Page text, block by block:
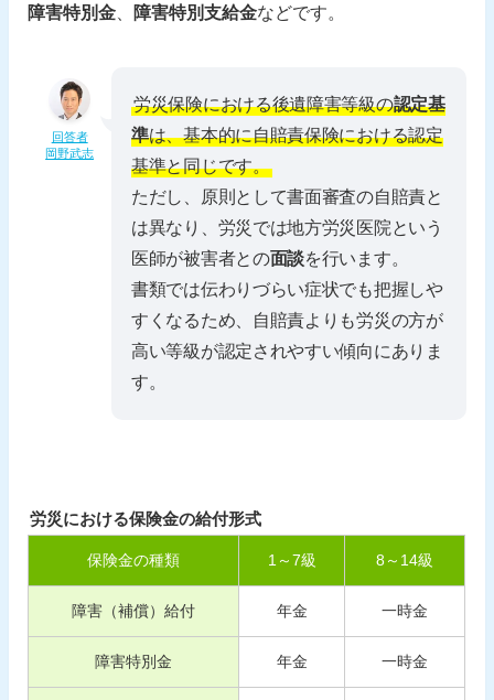
障害特別金
障害特別支給金などです。
回答者
岡野武志
労災保険における後遺障害等級の認定基
準は、基本的に自賠責保険における認定
基準と同じです。
ただし、原則として書面審査の自賠責と
は異なり、労災では地方労災医院という
医師が被害者との面談を行います。
書類では伝わりづらい症状でも把握しや
すくなるため、自賠責よりも労災の方が
高い等級が認定されやすい傾向にありま
す。
労災における保険金の給付形式
保険金の種類 1 ～7級 8～ 14級
障害（補償）給付 年金 一時金
障害特別金 年金 一時金